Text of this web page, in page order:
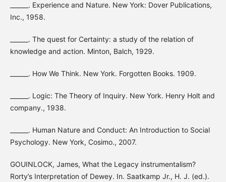
______. Experience and Nature. New York: Dover Publications,
Inc., 1958.
______. The quest for Certainty: a study of the relation of
knowledge and action. Minton, Balch, 1929.
______. How We Think. New York. Forgotten Books. 1909.
______. Logic: The Theory of Inquiry. New York. Henry Holt and
company., 1938.
______. Human Nature and Conduct: An Introduction to Social
Psychology. New York, Cosimo., 2007.
GOUINLOCK, James, What the Legacy instrumentalism?
Rorty’s Interpretation of Dewey. In. Saatkamp Jr., H. J. (ed.).